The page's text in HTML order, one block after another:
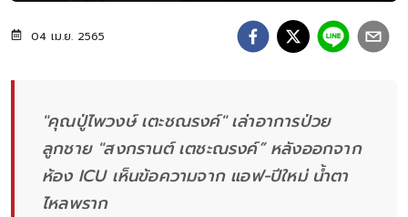
04 เม.ย. 2565
"คุณปู่ไพวงษ์ เตะชณรงค์" เล่าอาการป่วย
ลูกชาย "สงกรานต์ เตชะณรงค์” หลังออกจาก
ห้อง ICU เห็นข้อความจาก แอฟ-ปีใหม่ น้ำตา
ไหลพราก